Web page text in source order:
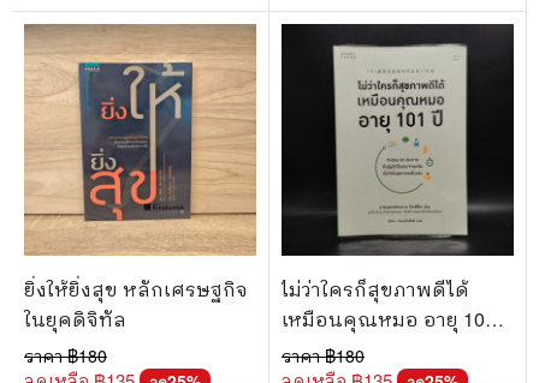
ยิ่งให้ยิ่งสุข หลักเศรษฐกิจ
ในยุคดิจิทัล
ราคา ฿180
ไม่ว่าใครก็สุขภาพดีได้
เหมือนคุณหมอ อายุ 101
ปี - นายแพทย์ทะนะกะ โยะ
ราคา ฿180